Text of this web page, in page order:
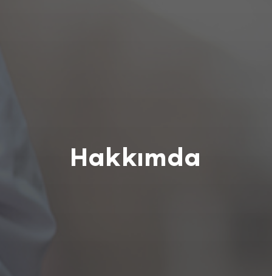
Hakkımda